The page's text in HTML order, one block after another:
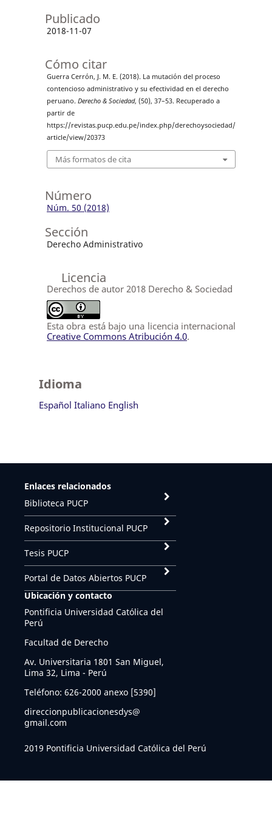
Publicado
2018-11-07
Cómo citar
Guerra Cerrón, J. M. E. (2018). La mutación del proceso
contencioso administrativo y su efectividad en el derecho
peruano. Derecho & Sociedad, (50), 37–53. Recuperado a
partir de
https://revistas.pucp.edu.pe/index.php/derechoysociedad/
article/view/20373
Más formatos de cita
Número
Núm. 50 (2018)
Sección
Derecho Administrativo
Licencia
Derechos de autor 2018 Derecho & Sociedad
Esta obra está bajo una licencia internacional
Creative Commons Atribución 4.0.
Idioma
Español Italiano English
Enlaces relacionados
Biblioteca PUCP
Repositorio Institucional PUCP
Tesis PUCP
Portal de Datos Abiertos PUCP
Ubicación y contacto
Pontificia Universidad Católica del
Perú
Facultad de Derecho
Av. Universitaria 1801 San Miguel,
Lima 32, Lima - Perú
Teléfono: 626-2000 anexo [5390]
direccionpublicacionesdys@
gmail.com
2019 Pontificia Universidad Católica del Perú